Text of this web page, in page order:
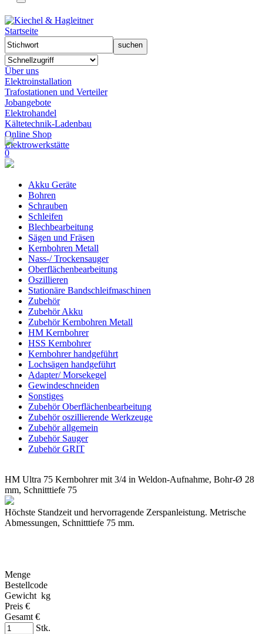
Startseite
Über uns
Elektroinstallation
Trafostationen und Verteiler
Jobangebote
Elektrohandel
Kältetechnik-Ladenbau
Online Shop
Elektrowerkstätte
0
Akku Geräte
Bohren
Schrauben
Schleifen
Blechbearbeitung
Sägen und Fräsen
Kernbohren Metall
Nass-/ Trockensauger
Oberflächenbearbeitung
Oszillieren
Stationäre Bandschleifmaschinen
Zubehör
Zubehör Akku
Zubehör Kernbohren Metall
HM Kernbohrer
HSS Kernbohrer
Kernbohrer handgeführt
Lochsägen handgeführt
Adapter/ Morsekegel
Gewindeschneiden
Sonstiges
Zubehör Oberflächenbearbeitung
Zubehör oszillierende Werkzeuge
Zubehör allgemein
Zubehör Sauger
Zubehör GRIT
HM Ultra 75 Kernbohrer mit 3/4 in Weldon-Aufnahme, Bohr-Ø 28
mm, Schnitttiefe 75
Höchste Standzeit und hervorragende Zerspanleistung. Metrische
Abmessungen, Schnitttiefe 75 mm.
Menge
Bestellcode
Gewicht kg
Preis €
Gesamt €
Stk.